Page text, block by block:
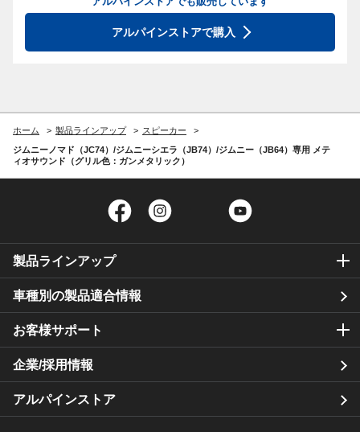
アルパインストアで購入
ホーム 製品ラインアップ
スピーカー
ジムニーノマド（JC74）/ジムニーシエラ（JB74）/ジムニー（JB64）専用 メテ
ィオサウンド（グリル色：ガンメタリック）
Facebook Twitter
製品ラインアップ
車種別の製品適合情報
お客様サポート
企業/採用情報
アルパインストア